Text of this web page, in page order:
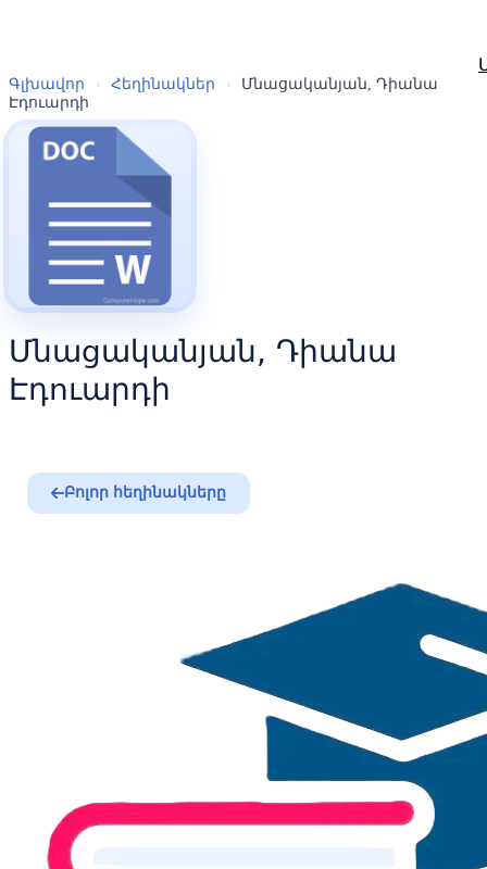
Գլխավոր › Հեղինակներ ›
Մնացականյան, Դիանա
Էդուարդի
Մնացականյան, Դիանա
Էդուարդի
Բոլոր հեղինակները